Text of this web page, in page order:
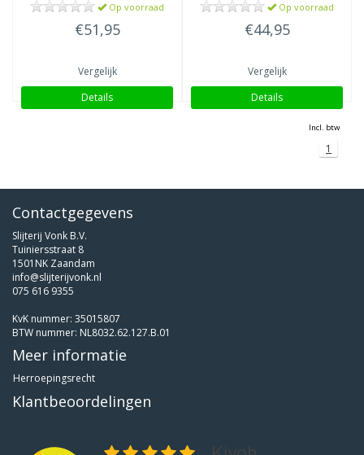
Op voorraad
€51,95
Vergelijk
Details
Op voorraad
€44,95
Vergelijk
Details
Incl. btw
1
Contactgegevens
Slijterij Vonk B.V.
Tuiniersstraat 8
1501NK Zaandam
info@slijterijvonk.nl
075 616 9355
KvK nummer: 35015807
BTW nummer: NL8032.62.127.B.01
Meer informatie
Herroepingsrecht
Klantbeoordelingen